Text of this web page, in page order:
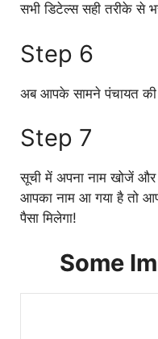
सभी डिटेल्स सही तरीके से
Step 6
अब आपके सामने पंचायत की
Step 7
सूची में अपना नाम खोजें और
आपका नाम आ गया है तो
पैसा मिलेगा!
Some